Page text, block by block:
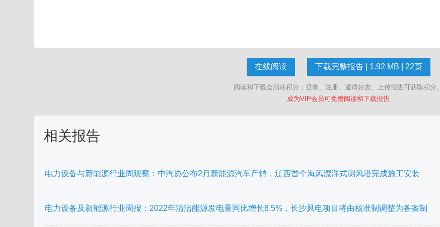
在线阅读 下载完整报告 | 1.92 MB | 22页
阅读和下载会消耗积分；登录、注册、邀请好友、上传报告可获取积分。
成为VIP会员可免费阅读和下载报告
相关报告
电力设备与新能源行业周观察：中汽协公布2月新能源汽车产销，辽西首个海风漂浮式测风塔完成施工安装
电力设备及新能源行业周报：2022年清洁能源发电量同比增长8.5%，长沙风电项目将由核准制调整为备案制